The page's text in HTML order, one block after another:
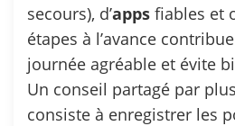
secours), d’apps fiables et
étapes à l’avance
journée agréable et évite
Un conseil partagé par
consiste à enregistrer les